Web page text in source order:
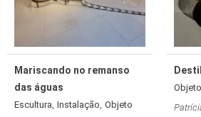
Mariscando no remanso
das águas
Escultura, Instalação, Objeto
Objeto